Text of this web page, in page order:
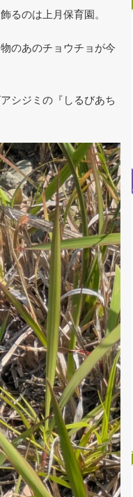
るのは上月保育園。
のあのチョウチョが今
シジミの『しるびあち